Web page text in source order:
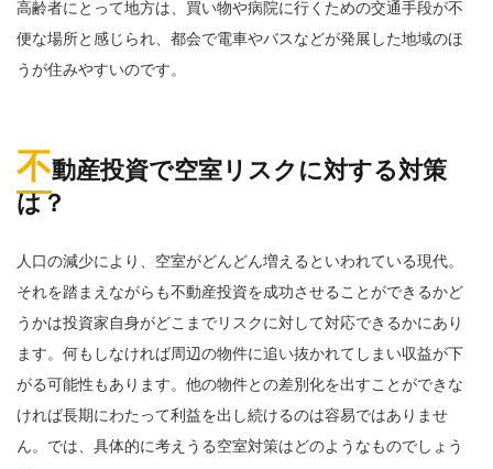
高齢者にとって地方は、買い物や病院に行くための交通手段が不
便な場所と感じられ、都会で電車やバスなどが発展した地域のほ
うが住みやすいのです。
不動産投資で空室リスクに対する対策
は？
人口の減少により、空室がどんどん増えるといわれている現代。
それを踏まえながらも不動産投資を成功させることができるかど
うかは投資家自身がどこまでリスクに対して対応できるかにあり
ます。何もしなければ周辺の物件に追い抜かれてしまい収益が下
がる可能性もあります。他の物件との差別化を出すことができな
ければ長期にわたって利益を出し続けるのは容易ではありませ
ん。では、具体的に考えうる空室対策はどのようなものでしょう